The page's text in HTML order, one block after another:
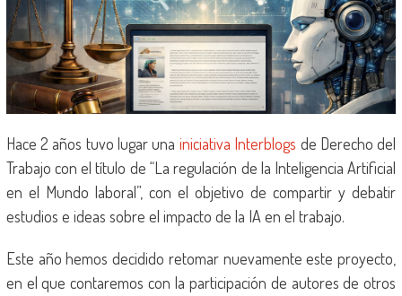
Hace 2 años tuvo lugar una iniciativa Interblogs de Derecho del
Trabajo con el título de “La regulación de la Inteligencia Artificial
en el Mundo laboral”, con el objetivo de compartir y debatir
estudios e ideas sobre el impacto de la IA en el trabajo.
Este año hemos decidido retomar nuevamente este proyecto,
en el que contaremos con la participación de autores de otros